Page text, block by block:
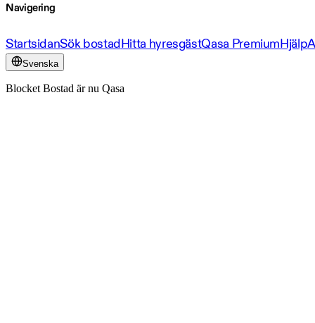
Navigering
StartsidanSök bostadHitta hyresgästQasa PremiumHjälp
Svenska
Blocket Bostad är nu Qasa